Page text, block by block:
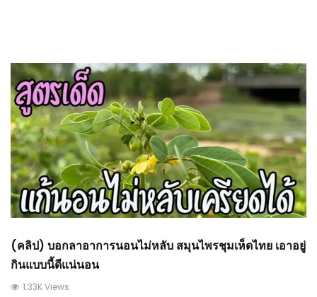
(คลิป) บอกลาอาการนอนไม่หลับ สมุนไพรชุมเห็ดไทย เอาอยู่
กินแบบนี้ดีแน่นอน
1.33K Views